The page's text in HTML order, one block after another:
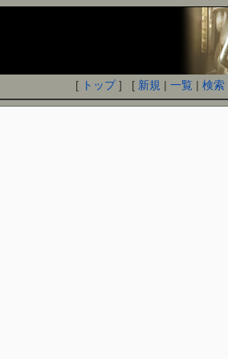
[ トップ] [ 新規 |一覧 |検索